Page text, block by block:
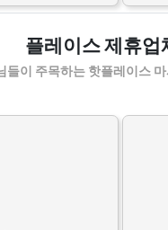
플레이스 제휴업
들이 주목하는 핫플레이스